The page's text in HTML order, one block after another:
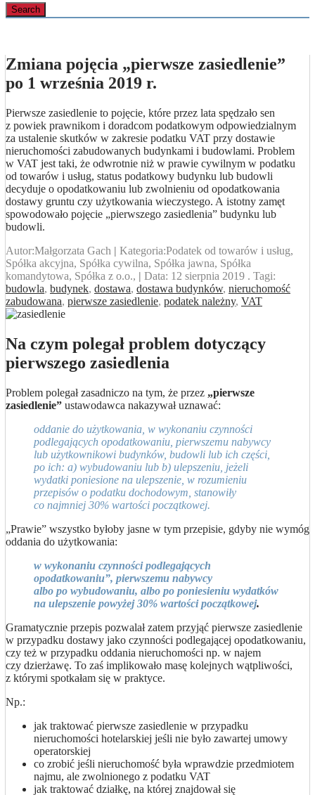
Zmiana pojęcia „pierwsze zasiedlenie”
po 1 września 2019 r.
Pierwsze zasiedlenie to pojęcie, które przez lata spędzało sen
z powiek prawnikom i doradcom podatkowym odpowiedzialnym
za ustalenie skutków w zakresie podatku VAT przy dostawie
nieruchomości zabudowanych budynkami i budowlami. Problem
w VAT jest taki, że odwrotnie niż w prawie cywilnym w podatku
od towarów i usług, status podatkowy budynku lub budowli
decyduje o opodatkowaniu lub zwolnieniu od opodatkowania
dostawy gruntu czy użytkowania wieczystego. A istotny zamęt
spowodowało pojęcie „pierwszego zasiedlenia” budynku lub
budowli.
Autor:Małgorzata Gach | Kategoria:Podatek od towarów i usług,
Spółka akcyjna, Spółka cywilna, Spółka jawna, Spółka
komandytowa, Spółka z o.o., | Data: 12 sierpnia 2019 . Tagi:
budowla, budynek, dostawa, dostawa budynków, nieruchomość
zabudowana, pierwsze zasiedlenie, podatek należny, VAT
Na czym polegał problem dotyczący
pierwszego zasiedlenia
Problem polegał zasadniczo na tym, że przez „pierwsze
zasiedlenie” ustawodawca nakazywał uznawać:
oddanie do użytkowania, w wykonaniu czynności
podlegających opodatkowaniu, pierwszemu nabywcy
lub użytkownikowi budynków, budowli lub ich części,
po ich: a) wybudowaniu lub b) ulepszeniu, jeżeli
wydatki poniesione na ulepszenie, w rozumieniu
przepisów o podatku dochodowym, stanowiły
co najmniej 30% wartości początkowej.
„Prawie” wszystko byłoby jasne w tym przepisie, gdyby nie wymóg
oddania do użytkowania:
w wykonaniu czynności podlegających
opodatkowaniu”, pierwszemu nabywcy
albo po wybudowaniu, albo po poniesieniu wydatków
na ulepszenie powyżej 30% wartości początkowej.
Gramatycznie przepis pozwalał zatem przyjąć pierwsze zasiedlenie
w przypadku dostawy jako czynności podlegającej opodatkowaniu,
czy też w przypadku oddania nieruchomości np. w najem
czy dzierżawę. To zaś implikowało masę kolejnych wątpliwości,
z którymi spotkałam się w praktyce.
Np.:
jak traktować pierwsze zasiedlenie w przypadku
nieruchomości hotelarskiej jeśli nie było zawartej umowy
operatorskiej
co zrobić jeśli nieruchomość była wprawdzie przedmiotem
najmu, ale zwolnionego z podatku VAT
jak traktować działkę, na której znajdował się